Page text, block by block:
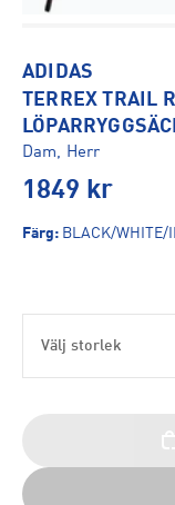
ADIDAS
TERREX TRAIL
Dam, Herr
1849 kr
Färg: BLACK/WHITE/
Välj storlek